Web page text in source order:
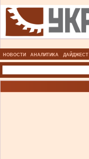
НОВОСТИ АНАЛИТИКА ДАЙДЖЕСТ